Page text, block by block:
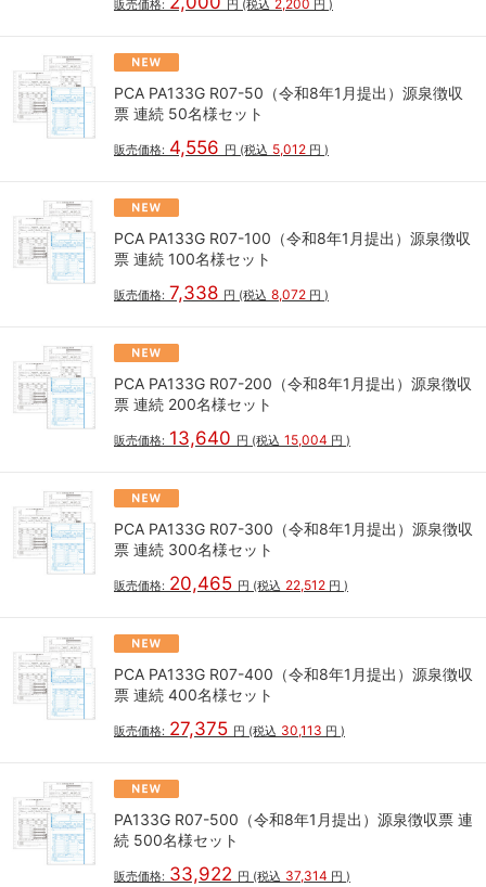
販売価格: 円 (税込 2,200 円 )
PCA PA133G R07-50（令和8年1月提出）源泉徴収
票 連続 50名様セット
販売価格: 4,556 円 (税込 5,012 円 )
PCA PA133G R07-100（令和8年1月提出）源泉徴収
票 連続 100名様セット
販売価格: 7,338 円 (税込 8,072 円 )
PCA PA133G R07-200（令和8年1月提出）源泉徴収
票 連続 200名様セット
販売価格: 13,640 円 (税込 15,004 円 )
PCA PA133G R07-300（令和8年1月提出）源泉徴収
票 連続 300名様セット
販売価格: 20,465 円 (税込 22,512 円 )
PCA PA133G R07-400（令和8年1月提出）源泉徴収
票 連続 400名様セット
販売価格: 27,375 円 (税込 30,113 円 )
PA133G R07-500（令和8年1月提出）源泉徴収票 連
続 500名様セット
販売価格: 33,922 円 (税込 37,314 円 )